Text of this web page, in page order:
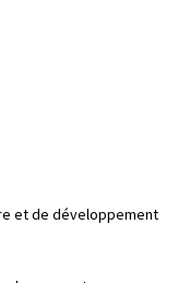
et de développement